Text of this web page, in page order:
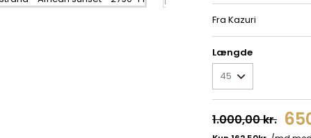
Fra Kazuri
Længde
1.000,00 kr.